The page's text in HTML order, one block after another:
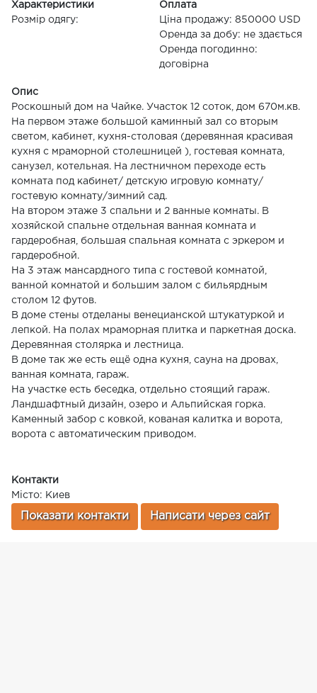
Характеристики
Розмір одягу:
Оплата
Ціна продажу: 850000 USD
Оренда за добу: не здається
Оренда погодинно:
договірна
Опис
Роскошный дом на Чайке. Участок 12 соток, дом 670м.кв.
На первом этаже большой каминный зал со вторым
светом, кабинет, кухня-столовая (деревянная красивая
кухня с мраморной столешницей ), гостевая комната,
санузел, котельная. На лестничном переходе есть
комната под кабинет/ детскую игровую комнату/
гостевую комнату/зимний сад.
На втором этаже 3 спальни и 2 ванные комнаты. В
хозяйской спальне отдельная ванная комната и
гардеробная, большая спальная комната с эркером и
гардеробной.
На 3 этаж мансардного типа с гостевой комнатой,
ванной комнатой и большим залом с бильярдным
столом 12 футов.
В доме стены отделаны венецианской штукатуркой и
лепкой. На полах мраморная плитка и паркетная доска.
Деревянная столярка и лестница.
В доме так же есть ещё одна кухня, сауна на дровах,
ванная комната, гараж.
На участке есть беседка, отдельно стоящий гараж.
Ландшафтный дизайн, озеро и Альпийская горка.
Каменный забор с ковкой, кованая калитка и ворота,
ворота с автоматическим приводом.
Контакти
Місто: Киев
Показати контакти Написати через сайт